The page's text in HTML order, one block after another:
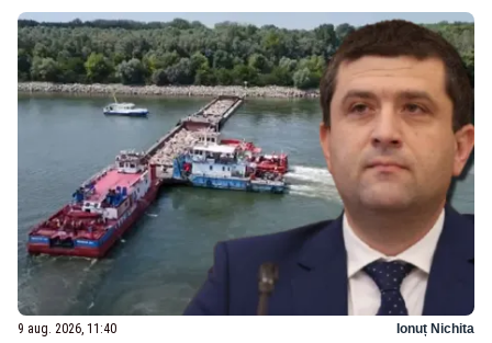
9 aug. 2026, 11:40 Ionuț Nichita